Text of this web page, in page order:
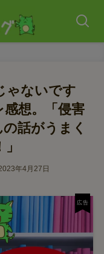
ゃないです
想。「侵害
話がうまく
年4月27日